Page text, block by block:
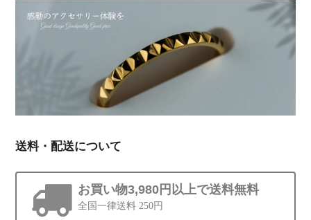
送料・配送について
お買い物3,980円以上で送料無料
全国一律送料 250円